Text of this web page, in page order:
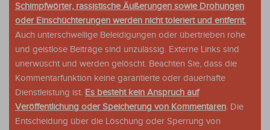
Schimpfwörter, rassistische Äußerungen sowie Drohungen
oder Einschüchterungen werden nicht toleriert und entfernt.
Auch unterschwellige Beleidigungen oder übertrieben rohe
und geistlose Beiträge sind unzulässig. Externe Links sind
unerwüscht und werden gelöscht. Beachten Sie, dass die
Kommentarfunktion keine garantierte oder dauerhafte
Dienstleistung ist. Es besteht kein Anspruch auf
Veröffentlichung oder Speicherung von Kommentaren. Die
Entscheidung über die Löschung oder Sperrung von